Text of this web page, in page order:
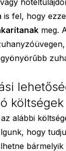
is fel, hogy
meg.
költségek
alábbi
hogy